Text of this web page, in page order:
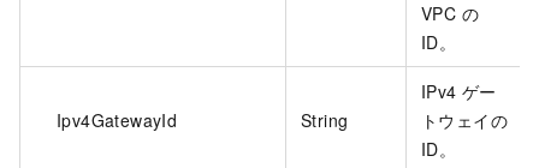
VPC の
ID。
Ipv4GatewayId String
IPv4 ゲー
トウェイの
ID。